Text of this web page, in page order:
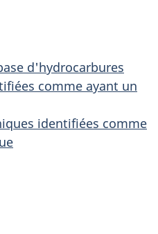
d'hydrocarbures
comme ayant un
identifiées comme